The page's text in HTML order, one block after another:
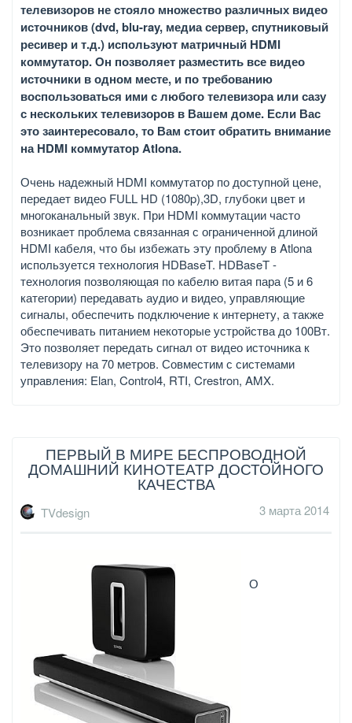
телевизоров не стояло множество различных видео
источников (dvd, blu-ray, медиа сервер, спутниковый
ресивер и т.д.) используют матричный HDMI
коммутатор. Он позволяет разместить все видео
источники в одном месте, и по требованию
воспользоваться ими с любого телевизора или сазу
с нескольких телевизоров в Вашем доме. Если Вас
это заинтересовало, то Вам стоит обратить внимание
на HDMI коммутатор Atlona.
Очень надежный HDMI коммутатор по доступной цене,
передает видео FULL HD (1080p),3D, глубоки цвет и
многоканальный звук. При HDMI коммутации часто
возникает проблема связанная с ограниченной длиной
HDMI кабеля, что бы избежать эту проблему в Atlona
используется технология HDBaseT. HDBaseT -
технология позволяющая по кабелю витая пара (5 и 6
категории) передавать аудио и видео, управляющие
сигналы, обеспечить подключение к интернету, а также
обеспечивать питанием некоторые устройства до 100Вт.
Это позволяет передать сигнал от видео источника к
телевизору на 70 метров. Совместим с системами
управления: Elan, Control4, RTI, Crestron, AMX.
ПЕРВЫЙ В МИРЕ БЕСПРОВОДНОЙ
ДОМАШНИЙ КИНОТЕАТР ДОСТОЙНОГО
КАЧЕСТВА
TVdesign 3 марта 2014
О